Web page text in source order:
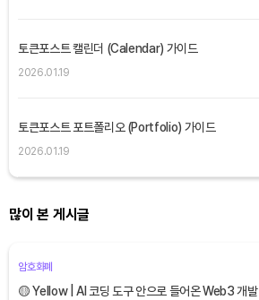
토큰포스트 캘린더 (Calendar) 가이드
2026.01.19
토큰포스트 포트폴리오 (Portfolio) 가이드
2026.01.19
많이 본 게시글
암호화폐
🟡 Yellow | AI 코딩 도구 안으로 들어온 Web3 개발